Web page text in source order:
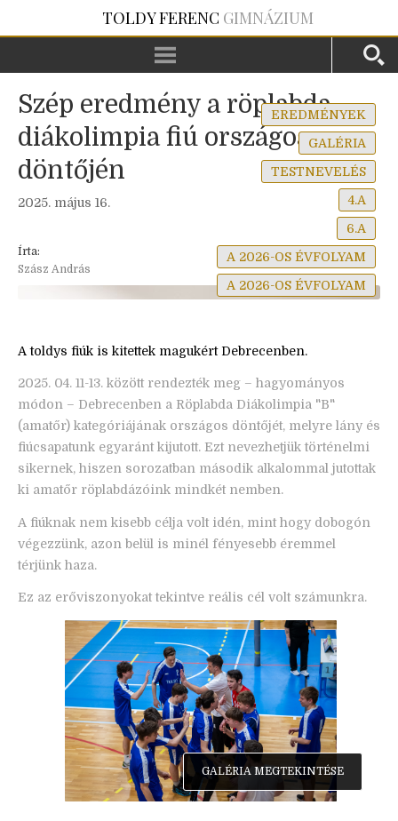
TOLDY FERENC GIMNÁZIUM
Szép eredmény a röplabda
diákolimpia fiú országos
döntőjén
2025. május 16.
Írta:
Szász András
EREDMÉNYEK
GALÉRIA
TESTNEVELÉS
4.A
6.A
A 2026-OS ÉVFOLYAM
A 2026-OS ÉVFOLYAM
A toldys fiúk is kitettek magukért Debrecenben.
2025. 04. 11-13. között rendezték meg – hagyományos
módon – Debrecenben a Röplabda Diákolimpia "B"
(amatőr) kategóriájának országos döntőjét, melyre lány és
fiúcsapatunk egyaránt kijutott. Ezt nevezhetjük történelmi
sikernek, hiszen sorozatban második alkalommal jutottak
ki amatőr röplabdázóink mindkét nemben.
A fiúknak nem kisebb célja volt idén, mint hogy dobogón
végezzünk, azon belül is minél fényesebb éremmel
térjünk haza.
Ez az erőviszonyokat tekintve reális cél volt számunkra.
GALÉRIA MEGTEKINTÉSE